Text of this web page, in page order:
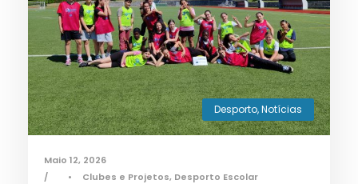
Desporto,Notícias
Maio 12, 2026
•
Clubes e Projetos, Desporto Escolar